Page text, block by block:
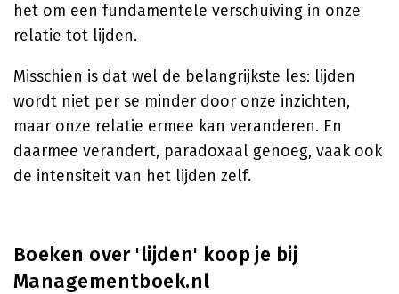
het om een fundamentele verschuiving in onze
relatie tot lijden.
Misschien is dat wel de belangrijkste les: lijden
wordt niet per se minder door onze inzichten,
maar onze relatie ermee kan veranderen. En
daarmee verandert, paradoxaal genoeg, vaak ook
de intensiteit van het lijden zelf.
Boeken over 'lijden' koop je bij
Managementboek.nl